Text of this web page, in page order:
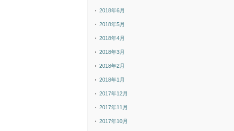
2018年6月
2018年5月
2018年4月
2018年3月
2018年2月
2018年1月
2017年12月
2017年11月
2017年10月